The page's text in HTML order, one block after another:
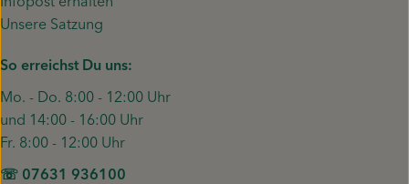
Unsere Satzung
So erreichst Du uns:
Mo. - Do. 8:00 - 12:00 Uhr
und 14:00 - 16:00 Uhr
Fr. 8:00 - 12:00 Uhr
☏ 07631 936100